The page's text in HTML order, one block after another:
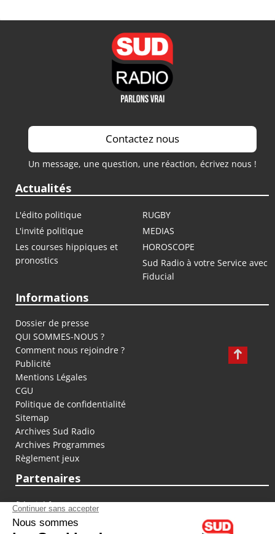
Contactez nous
Un message, une question, une réaction, écrivez nous !
Actualités
L'édito politique
RUGBY
L'invité politique
MEDIAS
Les courses hippiques et
pronostics
HOROSCOPE
Sud Radio à votre Service avec
Fiducial
Informations
Dossier de presse
QUI SOMMES-NOUS ?
Comment nous rejoindre ?
Publicité
Mentions Légales
CGU
Politique de confidentialité
Sitemap
Archives Sud Radio
Archives Programmes
Règlement jeux
Partenaires
fiducial.fr
lyoncapitale.fr